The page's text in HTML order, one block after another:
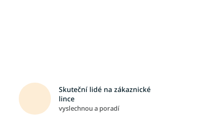
Skuteční lidé na zákaznické
lince
vyslechnou a poradí